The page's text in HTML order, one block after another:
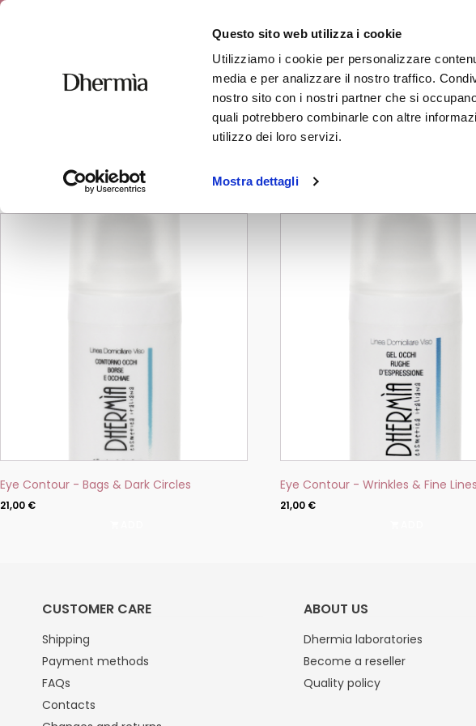
Questo sito web utilizza i cookie
Utilizziamo i cookie per personalizzare
media e per analizzare il nostro traffico.
nostro sito con i nostri partner che si
quali potrebbero combinarle con altre
utilizzo dei loro servizi.
Mostra dettagli
Free shipping on orders over
FACE
Showing all 2 results
Eye Contour - Bags & Dark Circles
21,00 €
Eye Contour - Wrinkles & Fine Lines
21,00 €
CUSTOMER CARE
Shipping
Payment methods
FAQs
Contacts
ABOUT US
Dhermia laboratories
Become a reseller
Quality policy